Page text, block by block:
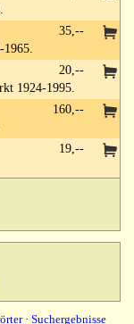
1965.
35,--
1924-1995.
20,--
160,--
19,--
· Suchergebnisse